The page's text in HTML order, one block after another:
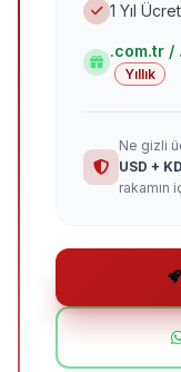
1 Yıl
.com.tr /
Yıllık
Ne gizli
USD +
rakamın